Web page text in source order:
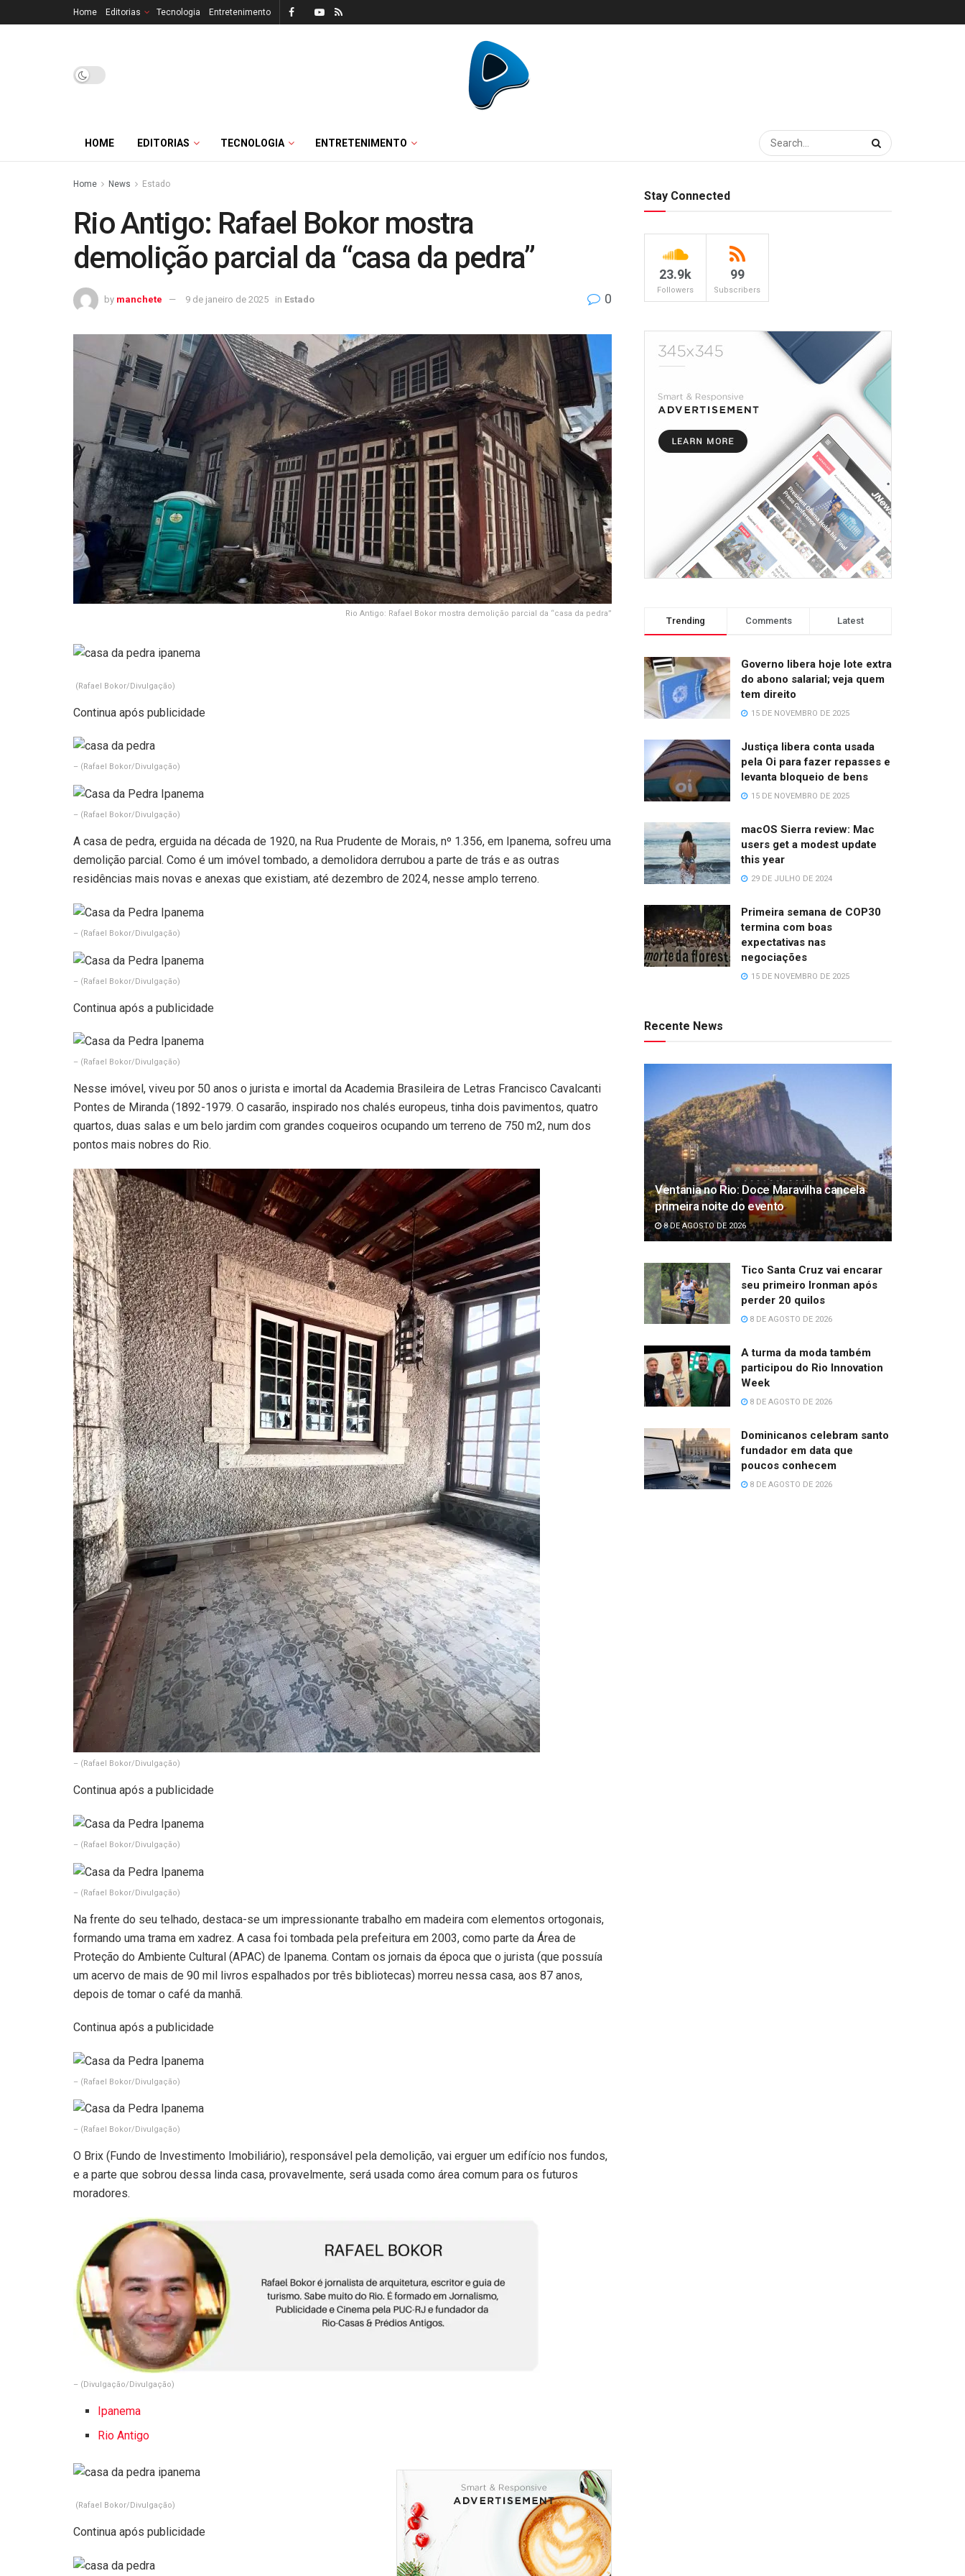
Home Editorias Tecnologia Entretenimento
HOME EDITORIAS TECNOLOGIA ENTRETENIMENTO
Home News Estado
Rio Antigo: Rafael Bokor mostra
demolição parcial da “casa da pedra”
by manchete 9 de janeiro de 2025 in Estado 0
Rio Antigo: Rafael Bokor mostra demolição parcial da “casa da pedra”
(Rafael Bokor/Divulgação)
Continua após publicidade
– (Rafael Bokor/Divulgação)
– (Rafael Bokor/Divulgação)
A casa de pedra, erguida na década de 1920, na Rua Prudente de Morais, nº 1.356, em Ipanema, sofreu uma
demolição parcial. Como é um imóvel tombado, a demolidora derrubou a parte de trás e as outras
residências mais novas e anexas que existiam, até dezembro de 2024, nesse amplo terreno.
– (Rafael Bokor/Divulgação)
– (Rafael Bokor/Divulgação)
Continua após a publicidade
– (Rafael Bokor/Divulgação)
Nesse imóvel, viveu por 50 anos o jurista e imortal da Academia Brasileira de Letras Francisco Cavalcanti
Pontes de Miranda (1892-1979. O casarão, inspirado nos chalés europeus, tinha dois pavimentos, quatro
quartos, duas salas e um belo jardim com grandes coqueiros ocupando um terreno de 750 m2, num dos
pontos mais nobres do Rio.
– (Rafael Bokor/Divulgação)
Continua após a publicidade
– (Rafael Bokor/Divulgação)
– (Rafael Bokor/Divulgação)
Na frente do seu telhado, destaca-se um impressionante trabalho em madeira com elementos ortogonais,
formando uma trama em xadrez. A casa foi tombada pela prefeitura em 2003, como parte da Área de
Proteção do Ambiente Cultural (APAC) de Ipanema. Contam os jornais da época que o jurista (que possuía
um acervo de mais de 90 mil livros espalhados por três bibliotecas) morreu nessa casa, aos 87 anos,
depois de tomar o café da manhã.
Continua após a publicidade
– (Rafael Bokor/Divulgação)
– (Rafael Bokor/Divulgação)
O Brix (Fundo de Investimento Imobiliário), responsável pela demolição, vai erguer um edifício nos fundos,
e a parte que sobrou dessa linda casa, provavelmente, será usada como área comum para os futuros
moradores.
– (Divulgação/Divulgação)
Ipanema
Rio Antigo
(Rafael Bokor/Divulgação)
Continua após publicidade
Stay Connected
23.9k
Followers
99
Subscribers
Trending Comments Latest
Governo libera hoje lote extra
do abono salarial; veja quem
tem direito
15 DE NOVEMBRO DE 2025
Justiça libera conta usada
pela Oi para fazer repasses e
levanta bloqueio de bens
15 DE NOVEMBRO DE 2025
macOS Sierra review: Mac
users get a modest update
this year
29 DE JULHO DE 2024
Primeira semana de COP30
termina com boas
expectativas nas
negociações
15 DE NOVEMBRO DE 2025
Recente News
Ventania no Rio: Doce Maravilha cancela
primeira noite do evento
8 DE AGOSTO DE 2026
Tico Santa Cruz vai encarar
seu primeiro Ironman após
perder 20 quilos
8 DE AGOSTO DE 2026
A turma da moda também
participou do Rio Innovation
Week
8 DE AGOSTO DE 2026
Dominicanos celebram santo
fundador em data que
poucos conhecem
8 DE AGOSTO DE 2026